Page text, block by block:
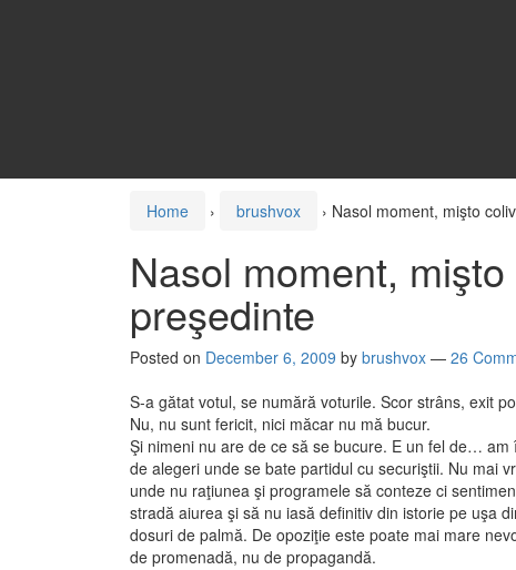
Home › brushvox › Nasol moment, mişto
Nasol moment,
preşedinte
Posted on December 6, 2009 by brushvox — 26
S-a gătat votul, se numără voturile. Scor strâns, exit
Nu, nu sunt fericit, nici măcar nu mă bucur.
Şi nimeni nu are de ce să se bucure. E un fel de…
de alegeri unde se bate partidul cu securiştii. Nu mai
unde nu raţiunea şi programele să conteze ci
stradă aiurea şi să nu iasă definitiv din istorie pe uşa
dosuri de palmă. De opoziţie este poate mai mare
de promenadă, nu de propagandă.